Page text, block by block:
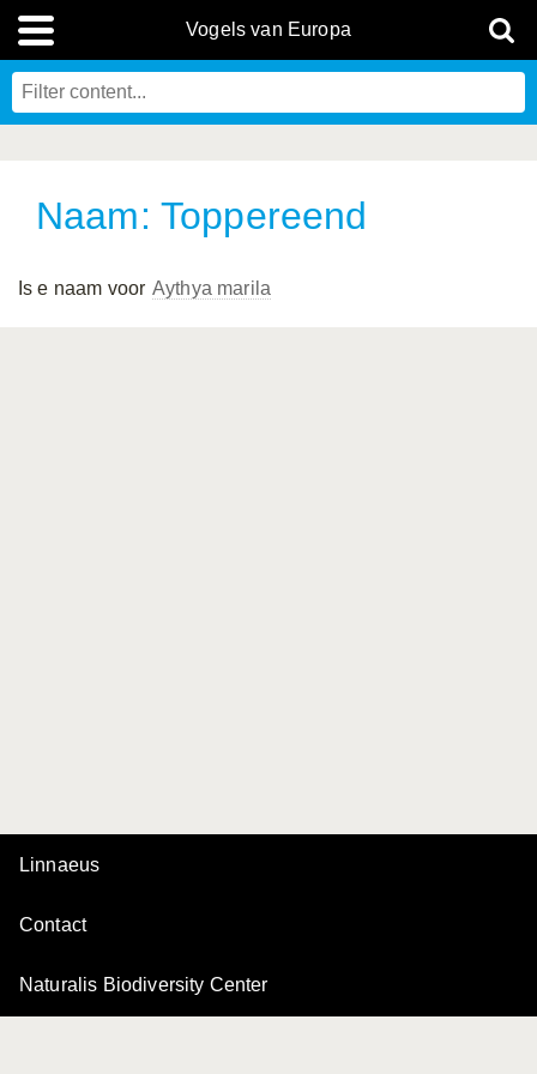
Vogels van Europa
Naam: Toppereend
Is e naam voor Aythya marila
Linnaeus
Contact
Naturalis Biodiversity Center